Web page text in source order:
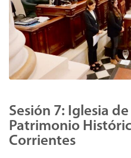
Sesión 7: Iglesia
Patrimonio
Corrientes